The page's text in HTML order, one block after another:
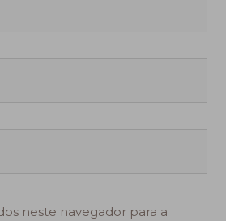
neste navegador para a